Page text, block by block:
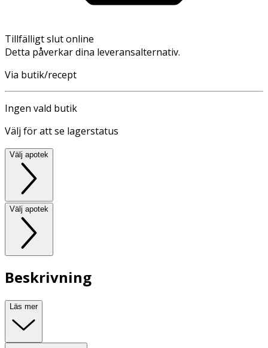
Tillfälligt slut online
Detta påverkar dina leveransalternativ.
Via butik/recept
Ingen vald butik
Välj för att se lagerstatus
Välj apotek
Välj apotek
Beskrivning
Läs mer